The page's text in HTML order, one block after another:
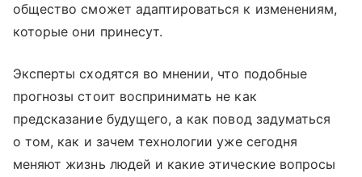
общество сможет адаптироваться к изменениям,
которые они принесут.
Эксперты сходятся во мнении, что подобные
прогнозы стоит воспринимать не как
предсказание будущего, а как повод задуматься
о том, как и зачем технологии уже сегодня
меняют жизнь людей и какие этические вопросы